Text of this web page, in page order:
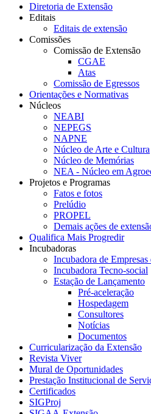
Diretoria de Extensão
Editais
Editais de extensão
Comissões
Comissão de Extensão
CGAE
Atas
Comissão de Egressos
Orientações e Normativas
Núcleos
NEABI
NEPEGS
NAPNE
Núcleo de Arte e Cultura
Núcleo de Memórias
NEA - Núcleo em
Projetos e Programas
Fatos e fotos
Prelúdio
PROPEL
Demais ações de
Qualifica Mais Progredir
Incubadoras
Incubadora de
Incubadora Tecno-social
Estação de Lançamento
Pré-aceleração
Hospedagem
Consultores
Notícias
Documentos
Curricularização da Extensão
Revista Viver
Mural de Oportunidades
Prestação Institucional de
Certificados
SIGProj